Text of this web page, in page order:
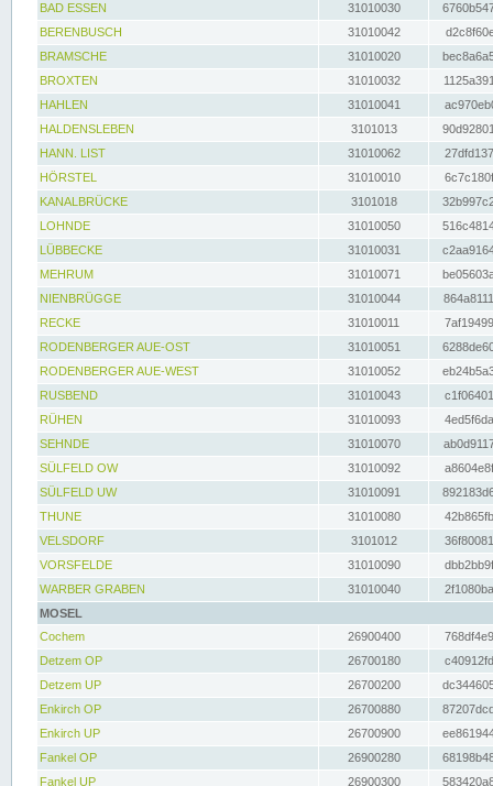
BAD ESSEN
31010030
BERENBUSCH
31010042
BRAMSCHE
31010020
BROXTEN
31010032
HAHLEN
31010041
HALDENSLEBEN
3101013
HANN. LIST
31010062
HÖRSTEL
31010010
KANALBRÜCKE
3101018
LOHNDE
31010050
LÜBBECKE
31010031
MEHRUM
31010071
NIENBRÜGGE
31010044
RECKE
31010011
RODENBERGER AUE-OST
31010051
RODENBERGER AUE-WEST
31010052
RUSBEND
31010043
RÜHEN
31010093
SEHNDE
31010070
SÜLFELD OW
31010092
SÜLFELD UW
31010091
THUNE
31010080
VELSDORF
3101012
VORSFELDE
31010090
WARBER GRABEN
31010040
MOSEL
Cochem
26900400
Detzem OP
26700180
Detzem UP
26700200
Enkirch OP
26700880
Enkirch UP
26700900
Fankel OP
26900280
Fankel UP
26900300